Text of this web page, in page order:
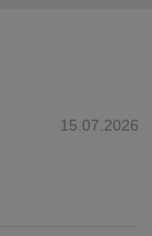
15.07.2026